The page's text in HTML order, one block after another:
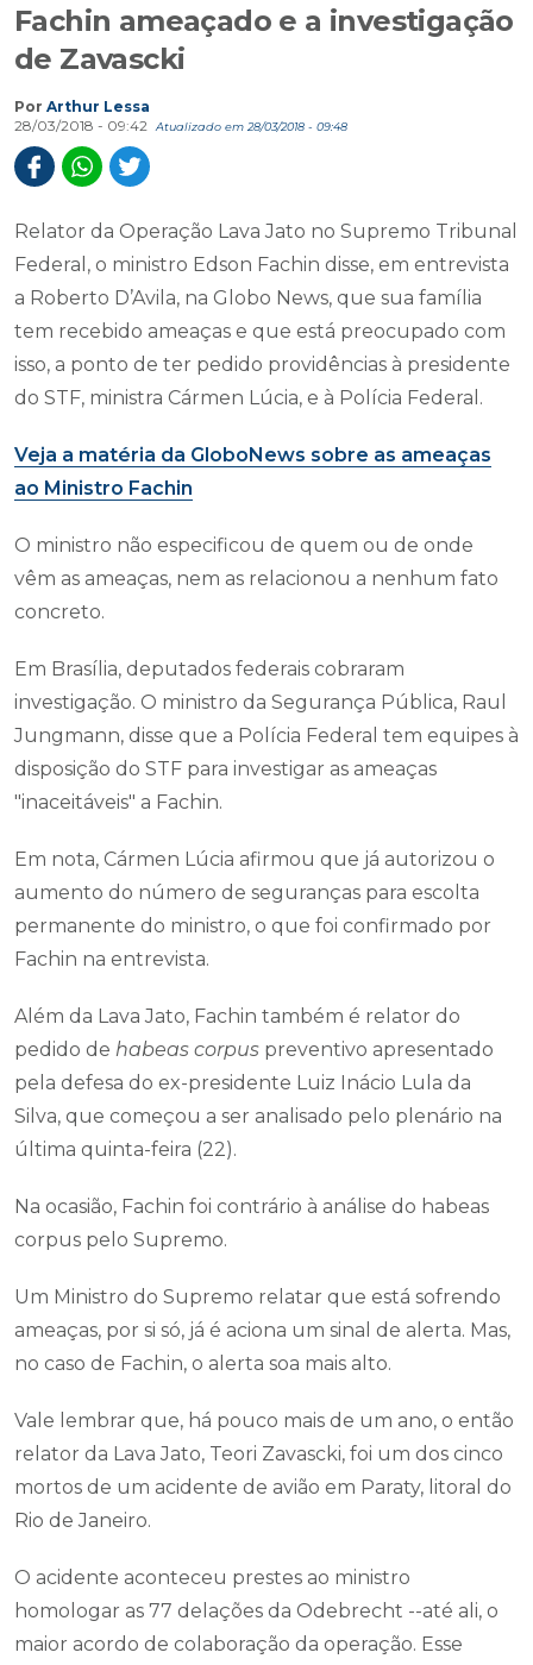
Fachin ameaçado e a investigação
de Zavascki
Por Arthur Lessa
28/03/2018 - 09:42
Atualizado em 28/03/2018 - 09:48
Relator da Operação Lava Jato no Supremo Tribunal
Federal, o ministro Edson Fachin disse, em entrevista
a Roberto D’Avila, na Globo News, que sua família
tem recebido ameaças e que está preocupado com
isso, a ponto de ter pedido providências à presidente
do STF, ministra Cármen Lúcia, e à Polícia Federal.
Veja a matéria da GloboNews sobre as ameaças
ao Ministro Fachin
O ministro não especificou de quem ou de onde
vêm as ameaças, nem as relacionou a nenhum fato
concreto.
Em Brasília, deputados federais cobraram
investigação. O ministro da Segurança Pública, Raul
Jungmann, disse que a Polícia Federal tem equipes à
disposição do STF para investigar as ameaças
"inaceitáveis" a Fachin.
Em nota, Cármen Lúcia afirmou que já autorizou o
aumento do número de seguranças para escolta
permanente do ministro, o que foi confirmado por
Fachin na entrevista.
Além da Lava Jato, Fachin também é relator do
pedido de habeas corpus preventivo apresentado
pela defesa do ex-presidente Luiz Inácio Lula da
Silva, que começou a ser analisado pelo plenário na
última quinta-feira (22).
Na ocasião, Fachin foi contrário à análise do habeas
corpus pelo Supremo.
Um Ministro do Supremo relatar que está sofrendo
ameaças, por si só, já é aciona um sinal de alerta. Mas,
no caso de Fachin, o alerta soa mais alto.
Vale lembrar que, há pouco mais de um ano, o então
relator da Lava Jato, Teori Zavascki, foi um dos cinco
mortos de um acidente de avião em Paraty, litoral do
Rio de Janeiro.
O acidente aconteceu prestes ao ministro
homologar as 77 delações da Odebrecht --até ali, o
maior acordo de colaboração da operação. Esse